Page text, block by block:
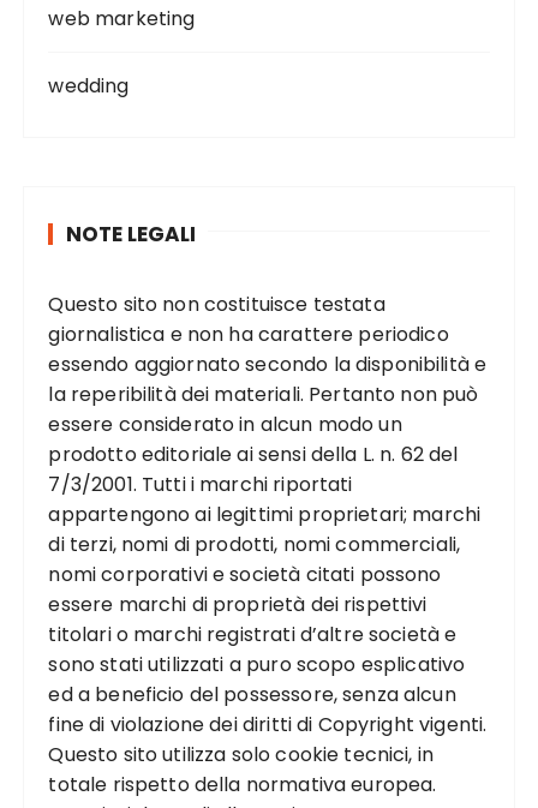
web marketing
wedding
NOTE LEGALI
Questo sito non costituisce testata
giornalistica e non ha carattere periodico
essendo aggiornato secondo la disponibilità e
la reperibilità dei materiali. Pertanto non può
essere considerato in alcun modo un
prodotto editoriale ai sensi della L. n. 62 del
7/3/2001. Tutti i marchi riportati
appartengono ai legittimi proprietari; marchi
di terzi, nomi di prodotti, nomi commerciali,
nomi corporativi e società citati possono
essere marchi di proprietà dei rispettivi
titolari o marchi registrati d’altre società e
sono stati utilizzati a puro scopo esplicativo
ed a beneficio del possessore, senza alcun
fine di violazione dei diritti di Copyright vigenti.
Questo sito utilizza solo cookie tecnici, in
totale rispetto della normativa europea.